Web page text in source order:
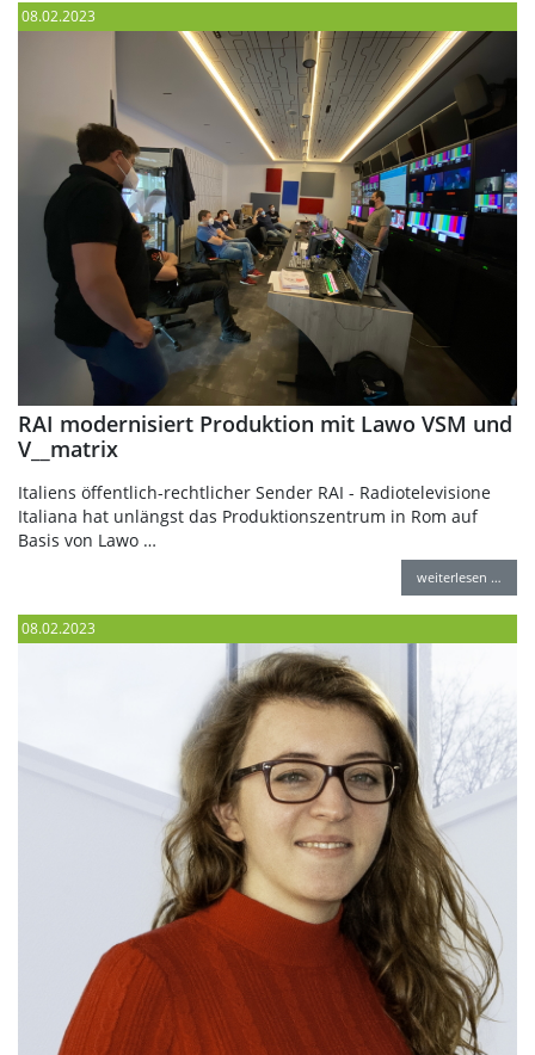
08.02.2023
RAI modernisiert Produktion mit Lawo VSM und
V__matrix
Italiens öffentlich-rechtlicher Sender RAI - Radiotelevisione
Italiana hat unlängst das Produktionszentrum in Rom auf
Basis von Lawo …
weiterlesen …
08.02.2023